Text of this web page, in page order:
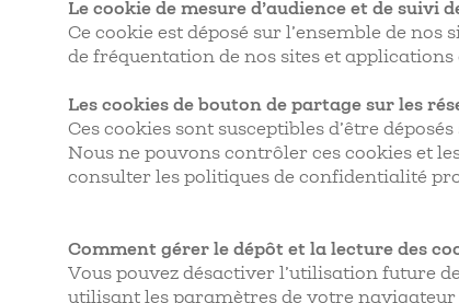
Le cookie de mesure d’audience et de suivi
Ce cookie est déposé sur l’ensemble de
de fréquentation de nos sites et
Les cookies de bouton de partage sur les
Ces cookies sont susceptibles d’être
Nous ne pouvons contrôler ces cookies et
consulter les politiques de confidentialité
Comment gérer le dépôt et la lecture des
Vous pouvez désactiver l’utilisation future
utilisant les paramètres de votre